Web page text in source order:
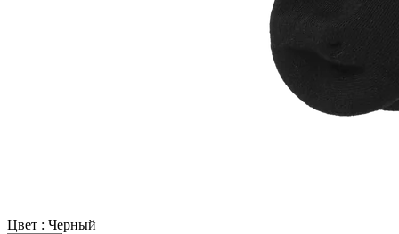
Цвет : Черный